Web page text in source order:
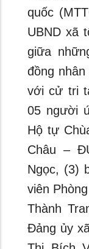
quốc
UBND xã
giữa
đồng
với cử tri
05 người
Hộ tự
Châu –
Ngọc, (3)
viên
Thành
Đảng ủy